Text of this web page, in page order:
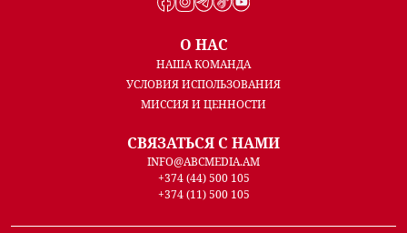
О НАС
НАША КОМАНДА
УСЛОВИЯ ИСПОЛЬЗОВАНИЯ
МИССИЯ И ЦЕННОСТИ
СВЯЗАТЬСЯ С НАМИ
INFO@ABCMEDIA.AM
+374 (44) 500 105
+374 (11) 500 105